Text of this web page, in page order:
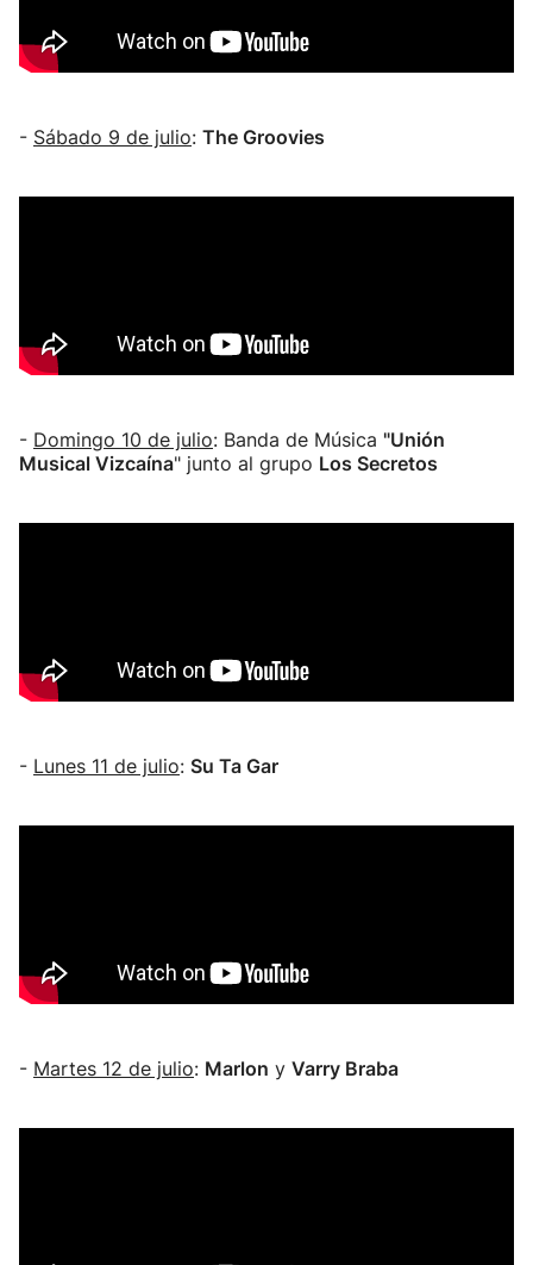
- Sábado 9 de julio: The Groovies
- Domingo 10 de julio: Banda de Música "Unión
Musical Vizcaína" junto al grupo Los Secretos
- Lunes 11 de julio: Su Ta Gar
- Martes 12 de julio: Marlon y Varry Braba